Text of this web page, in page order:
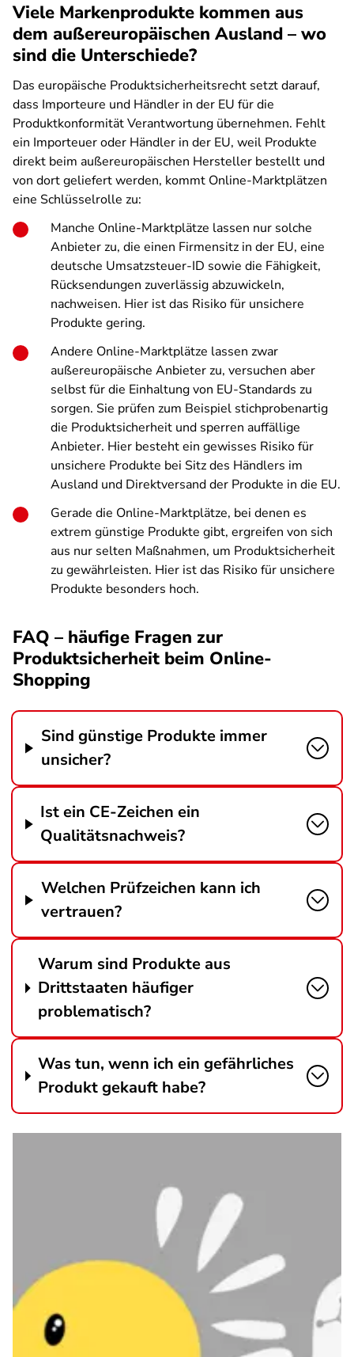
Viele Markenprodukte kommen aus
dem außereuropäischen Ausland – wo
sind die Unterschiede?
Das europäische Produktsicherheitsrecht setzt darauf,
dass Importeure und Händler in der EU für die
Produktkonformität Verantwortung übernehmen. Fehlt
ein Importeuer oder Händler in der EU, weil Produkte
direkt beim außereuropäischen Hersteller bestellt und
von dort geliefert werden, kommt Online-Marktplätzen
eine Schlüsselrolle zu:
Manche Online-Marktplätze lassen nur solche
Anbieter zu, die einen Firmensitz in der EU, eine
deutsche Umsatzsteuer-ID sowie die Fähigkeit,
Rücksendungen zuverlässig abzuwickeln,
nachweisen. Hier ist das Risiko für unsichere
Produkte gering.
Andere Online-Marktplätze lassen zwar
außereuropäische Anbieter zu, versuchen aber
selbst für die Einhaltung von EU-Standards zu
sorgen. Sie prüfen zum Beispiel stichprobenartig
die Produktsicherheit und sperren auffällige
Anbieter. Hier besteht ein gewisses Risiko für
unsichere Produkte bei Sitz des Händlers im
Ausland und Direktversand der Produkte in die EU.
Gerade die Online-Marktplätze, bei denen es
extrem günstige Produkte gibt, ergreifen von sich
aus nur selten Maßnahmen, um Produktsicherheit
zu gewährleisten. Hier ist das Risiko für unsichere
Produkte besonders hoch.
FAQ – häufige Fragen zur
Produktsicherheit beim Online-
Shopping
Sind günstige Produkte immer
unsicher?
Ist ein CE-Zeichen ein
Qualitätsnachweis?
Welchen Prüfzeichen kann ich
vertrauen?
Warum sind Produkte aus
Drittstaaten häufiger
problematisch?
Was tun, wenn ich ein gefährliches
Produkt gekauft habe?